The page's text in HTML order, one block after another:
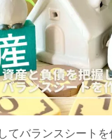
てバランスシートを